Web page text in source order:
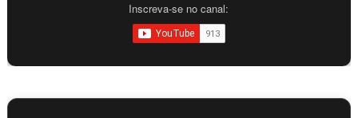
Inscreva-se no canal: